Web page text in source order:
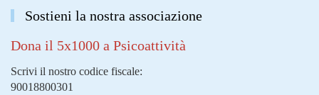
Sostieni la nostra associazione
Dona il 5x1000 a Psicoattività
Scrivi il nostro codice fiscale:
90018800301